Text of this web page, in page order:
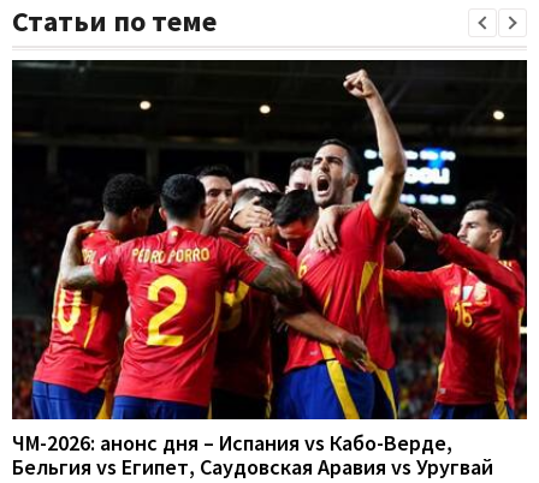
Статьи по теме
ЧМ-2026: анонс дня – Испания vs Кабо-Верде,
Бельгия vs Египет, Саудовская Аравия vs Уругвай